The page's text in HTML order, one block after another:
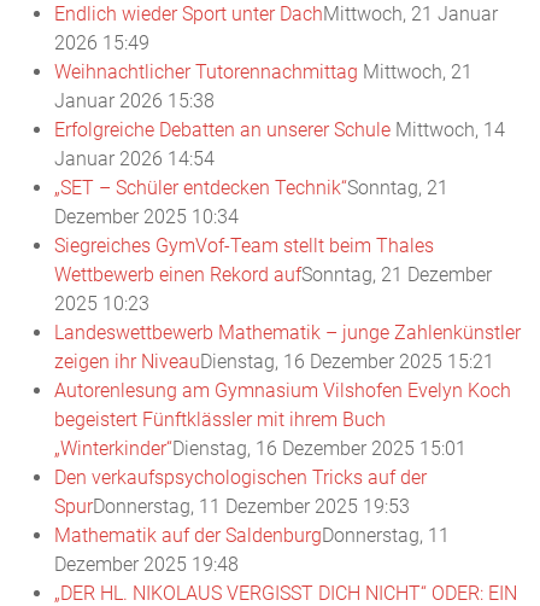
Endlich wieder Sport unter DachMittwoch, 21 Januar
2026 15:49
Weihnachtlicher Tutorennachmittag Mittwoch, 21
Januar 2026 15:38
Erfolgreiche Debatten an unserer Schule Mittwoch, 14
Januar 2026 14:54
„SET – Schüler entdecken Technik“Sonntag, 21
Dezember 2025 10:34
Siegreiches GymVof-Team stellt beim Thales
Wettbewerb einen Rekord aufSonntag, 21 Dezember
2025 10:23
Landeswettbewerb Mathematik – junge Zahlenkünstler
zeigen ihr NiveauDienstag, 16 Dezember 2025 15:21
Autorenlesung am Gymnasium Vilshofen Evelyn Koch
begeistert Fünftklässler mit ihrem Buch
„Winterkinder“Dienstag, 16 Dezember 2025 15:01
Den verkaufspsychologischen Tricks auf der
SpurDonnerstag, 11 Dezember 2025 19:53
Mathematik auf der SaldenburgDonnerstag, 11
Dezember 2025 19:48
„DER HL. NIKOLAUS VERGISST DICH NICHT“ ODER: EIN